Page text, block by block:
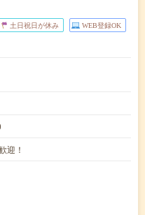
土日祝日が休み WEB登録OK
迎！